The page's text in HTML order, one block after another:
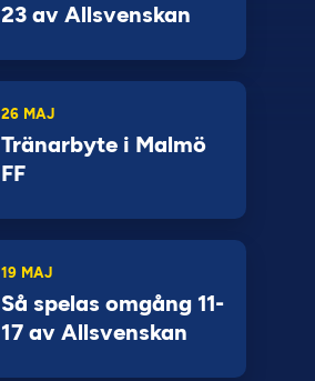
23 av Allsvenskan
26 MAJ
Tränarbyte i Malmö
FF
19 MAJ
Så spelas omgång 11-
17 av Allsvenskan